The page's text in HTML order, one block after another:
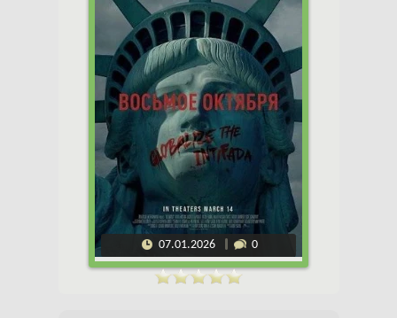
07.01.2026 0